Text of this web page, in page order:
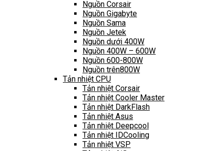
Nguồn Corsair
Nguồn Gigabyte
Nguồn Sama
Nguồn Jetek
Nguồn dưới 400W
Nguồn 400W – 600W
Nguồn 600-800W
Nguồn trên800W
Tản nhiệt CPU
Tản nhiệt Corsair
Tản nhiệt Cooler Master
Tản nhiệt DarkFlash
Tản nhiệt Asus
Tản nhiệt Deepcool
Tản nhiệt IDCooling
Tản nhiệt VSP